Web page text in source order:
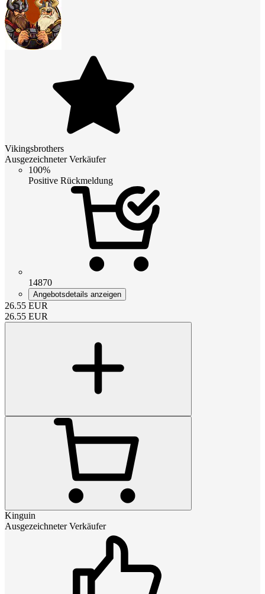
Vikingsbrothers
Ausgezeichneter Verkäufer
100%
Positive Rückmeldung
14870
Angebotsdetails anzeigen
26.55 EUR
26.55 EUR
Kinguin
Ausgezeichneter Verkäufer